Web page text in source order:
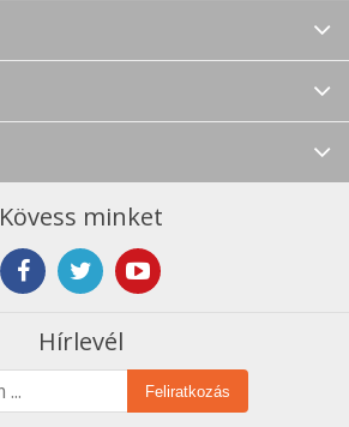
Kövess minket
Hírlevél
Feliratkozás